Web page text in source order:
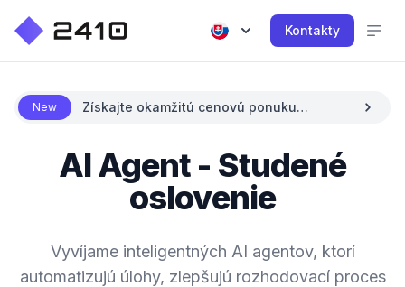
Kontakty
New
Získajte okamžitú cenovú ponuku
AI Agent - Studené
oslovenie
Vyvíjame inteligentných AI agentov, ktorí
automatizujú úlohy, zlepšujú rozhodovací proces